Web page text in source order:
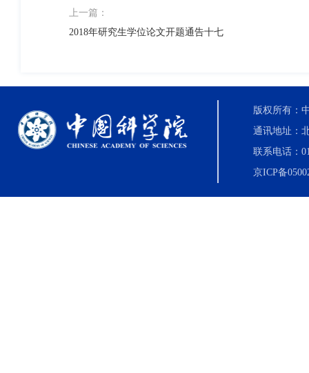
上一篇：
2018年研究生学位论文开题通告十七
版权所有：
通讯地址：
联系电话：
京ICP备